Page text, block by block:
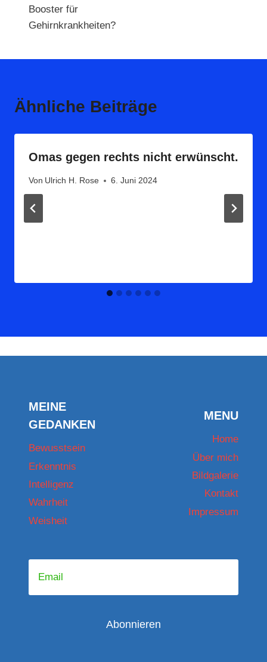
Booster für
Gehirnkrankheiten?
Ähnliche Beiträge
Omas gegen rechts nicht erwünscht.
Von Ulrich H. Rose 6. Juni 2024
MEINE
GEDANKEN
Bewusstsein
Erkenntnis
Intelligenz
Wahrheit
Weisheit
MENU
Home
Über mich
Bildgalerie
Kontakt
Impressum
Abonnieren